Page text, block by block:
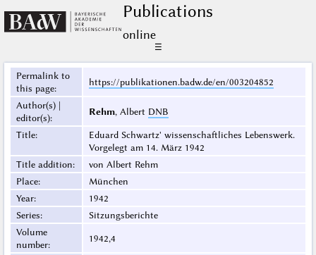
Publications
online
☰
Permalink to
this page:
https://publikationen.badw.de/en/003204852
Author(s) |
editor(s):
Rehm, Albert DNB
Title:
Eduard Schwartz' wissenschaftliches Lebenswerk.
Vorgelegt am 14. März 1942
Title addition:
von Albert Rehm
Place:
München
Year:
1942
Series:
Sitzungsberichte
Volume
number:
1942,4